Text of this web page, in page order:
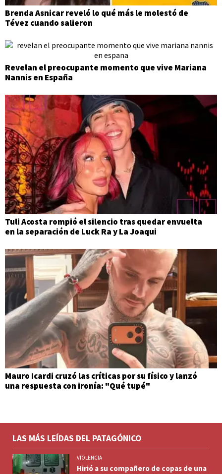
Brenda Asnicar reveló lo qué más le molestó de
Tévez cuando salieron
Revelan el preocupante momento que vive Mariana
Nannis en España
Tuli Acosta rompió el silencio tras quedar envuelta
en la separación de Luck Ra y La Joaqui
Mauro Icardi cruzó las críticas por su físico y lanzó
una respuesta con ironía: "Qué tupé"
LAS MÁS LEÍDAS DEL PATAGÓNICO
VIOLENCIA
Hirió a su compañero de copas de una